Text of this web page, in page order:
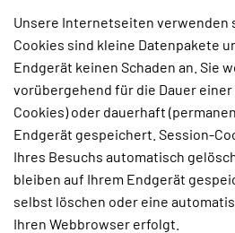
Unsere Internetseiten verwenden
Cookies sind kleine Datenpakete
Endgerät keinen Schaden an. Sie
vorübergehend für die Dauer
Cookies) oder dauerhaft
Endgerät gespeichert. Session-
Ihres Besuchs automatisch
bleiben auf Ihrem Endgerät
selbst löschen oder eine
Ihren Webbrowser erfolgt.